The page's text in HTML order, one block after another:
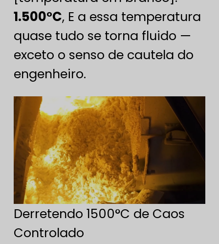
1.500°C, E a essa temperatura
quase tudo se torna fluido —
exceto o senso de cautela do
engenheiro.
Derretendo 1500°C de Caos
Controlado